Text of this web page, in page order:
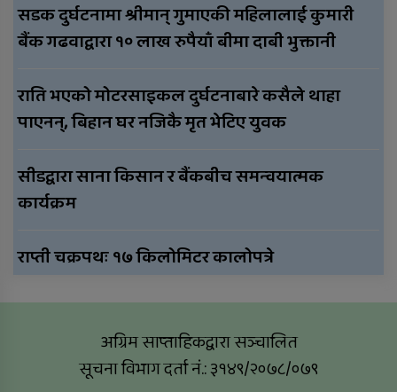
सडक दुर्घटनामा श्रीमान् गुमाएकी महिलालाई कुमारी
बैंक गढवाद्वारा १० लाख रुपैयाँ बीमा दाबी भुक्तानी
राति भएको मोटरसाइकल दुर्घटनाबारे कसैले थाहा
पाएनन्, बिहान घर नजिकै मृत भेटिए युवक
सीडद्वारा साना किसान र बैंकबीच समन्वयात्मक
कार्यक्रम
राप्ती चक्रपथः १७ किलोमिटर कालोपत्रे
अग्रिम साप्ताहिकद्वारा सञ्चालित
सूचना विभाग दर्ता नं.: ३१४९/२०७८/०७९